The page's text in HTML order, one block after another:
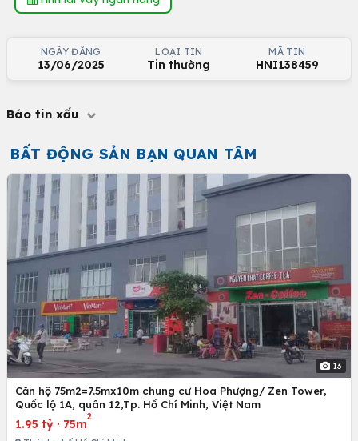
NGÀY ĐĂNG
13/06/2025
LOẠI TIN
Tin thường
MÃ TIN
HNI138459
Báo tin xấu
BẤT ĐỘNG SẢN BẠN QUAN TÂM
13
Căn hộ 75m2=7.5mx10m chung cư Hoa Phượng/ Zen Tower,
Quốc lộ 1A, quân 12,Tp. Hồ Chí Minh, Việt Nam
1.95 tỷ · 75m
2